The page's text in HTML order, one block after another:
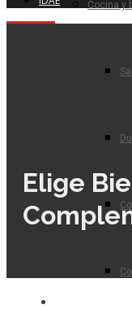
Cocina y
Elige